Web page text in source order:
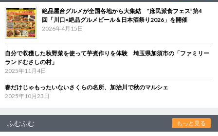
絶品屋台グルメが全国各地から大集結 “庶民派食フェス”第4
回「川口×絶品グルメビール＆日本酒祭り2026」を開催
2026年4月15日
自分で収穫した秋野菜を使って芋煮作りを体験 埼玉県加須市の「ファミリー
ランドむさしの村」
2025年11月4日
春だけじゃもったいないさくらの名所、加治川で秋のマルシェ
2025年10月23日
ふむふむ もっと見る